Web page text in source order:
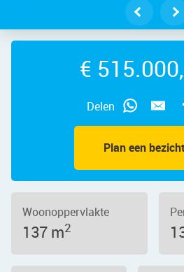
Plan een
Delen
€
Woonoppervlakte
137 m2